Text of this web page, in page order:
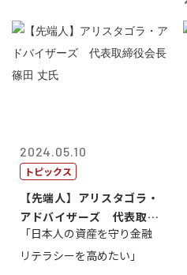
2024.05.10
トピックス
【先端人】アリスタゴラ・
アドバイザーズ 代表取締
役会長 篠田...
「日本人の資産を守り金融
リテラシーを高めたい」